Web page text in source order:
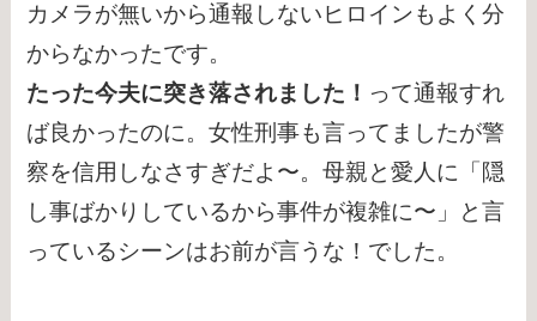
カメラが無いから通報しないヒロインもよく分
からなかったです。
たった今夫に突き落されました！ って通報すれ
ば良かったのに。女性刑事も言ってましたが警
察を信用しなさすぎだよ〜。母親と愛人に「隠
し事ばかりしているから事件が複雑に〜」と言
っているシーンはお前が言うな！でした。